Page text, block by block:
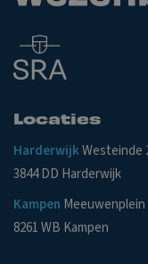
Locaties
HarderwijkWesteinde
3844 DD Harderwijk
Kampen Meeuwenplein
8261 WB Kampen